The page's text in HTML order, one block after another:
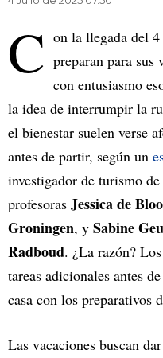
C on la llegada del
preparan para sus
con entusiasmo
la idea de interrumpir la
el bienestar suelen verse
antes de partir, según un
investigador de turismo
profesoras Jessica de
Groningen, y Sabine
Radboud. ¿La razón?
tareas adicionales antes
casa con los preparativos
Las vacaciones buscan